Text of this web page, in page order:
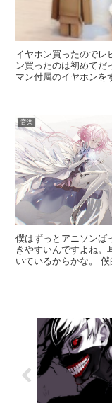
イヤホン買ったのでレ
ン買ったのは初めてだ
マン付属のイヤホンを
音楽
僕はずっとアニソンば
きやすいんですよね。
いているからかな。